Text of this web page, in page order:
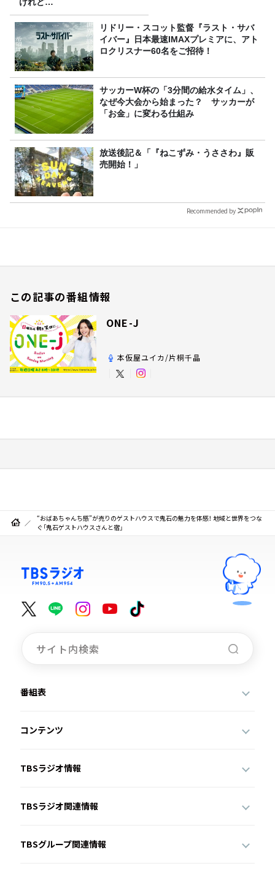
リドリー・スコット監督『ラスト・サバ
イバー』日本最速IMAXプレミアに、アト
ロクリスナー60名をご招待！
サッカーW杯の「3分間の給水タイム」、
なぜ今大会から始まった？ サッカーが
「お金」に変わる仕組み
放送後記＆「『ねこずみ・うささわ』販
売開始！」
Recommended by
この記事の番組情報
ONE-J
本仮屋ユイカ/片桐千晶
“おばあちゃんち感”が売りのゲストハウスで鬼石の魅力を体感！ 地域と世界をつな
ぐ「鬼石ゲストハウスさんと宿」
番組表
コンテンツ
TBSラジオ情報
TBSラジオ関連情報
TBSグループ関連情報